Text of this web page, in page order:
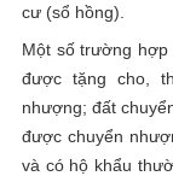
cư (sổ hồng).
Một số trường
được tặng cho,
nhượng; đất
được chuyển
và có hộ khẩu